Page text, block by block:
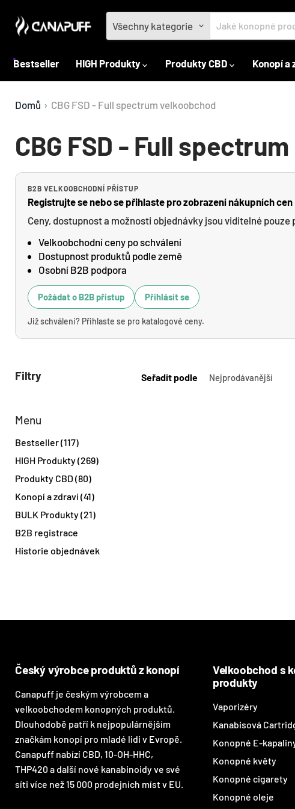
Všechny kategorie
Bestseller
HIGH Produkty Produkty CBD Konopí a
Domů › CBG FSD - Full spectrum velkoobchod
CBG FSD - Full
B2B VELKOOBCHODNÍ PŘÍSTUP
Registrujte se nebo se přihlaste pro zobrazení nákupních cen
Ceny, dostupnost a možnosti objednávky jsou viditelné
Velkoobchodní ceny po schválení
Dostupnost produktů podle země
Osobní B2B podpora
Požádat o B2B přístup Přihlásit se
Již schváleni? Přihlaste se pro katalogové ceny.
Filtry
Menu
Bestseller (117)
HIGH Produkty (269)
Produkty CBD (80)
Konopí a zdraví (41)
BULK Produkty (21)
B2B registrace
Historie objednávek
Seřadit podle
Český výrobce produktů z konopí
Canapuff je českým výrobcem a
velkoobchodem konopných produktů.
Dlouhodobě patří k nejpopulárnějším
značkám konopí pro mladé lidi v Evropě.
Canapuff nabízí CBD, 10-OH-HHC,
THP420 a další nové kanabinoidy ve své
síti více než 15 000 prodejních míst v EU.
Velkoobchod s
produkty
Vaporizéry
Kanabisová
Konopné E-
Konopné květy
Konopné cigarety
Konopné oleje